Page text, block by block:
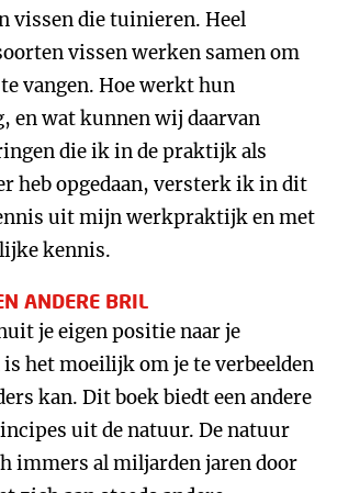
vissen die tuinieren. Heel
vissen werken samen om
vangen. Hoe werkt hun
en wat kunnen wij daarvan
die ik in de praktijk als
heb opgedaan, versterk ik in dit
uit mijn werkpraktijk en met
kennis.
ANDERE BRIL
je eigen positie naar je
het moeilijk om je te verbeelden
kan. Dit boek biedt een andere
uit de natuur. De natuur
immers al miljarden jaren door